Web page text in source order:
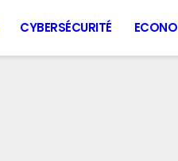
CYBERSÉCURITÉ